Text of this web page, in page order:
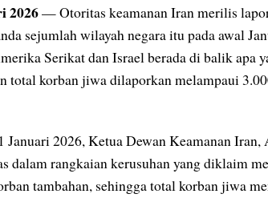
2026— Otoritas keamanan Iran merilis
sejumlah wilayah negara itu pada awal
Serikat dan Israel berada di balik apa
total korban jiwa dilaporkan melampaui
Januari 2026, Ketua Dewan Keamanan
dalam rangkaian kerusuhan yang diklaim
tambahan, sehingga total korban jiwa